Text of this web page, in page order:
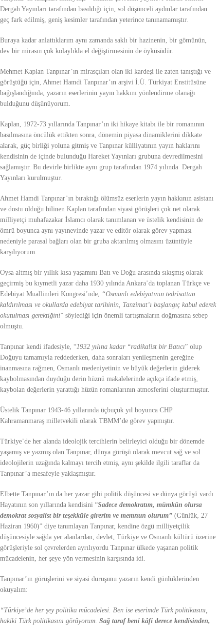
Dergah Yayınları tarafından basıldığı için, sol düşünceli aydınlar tarafından
geç fark edilmiş, geniş kesimler tarafından yeterince tanınamamıştır.
Buraya kadar anlattıklarım aynı zamanda saklı bir hazinenin, bir gömünün,
dev bir mirasın çok kolaylıkla el değiştirmesinin de öyküsüdür.
Mehmet Kaplan Tanpınar’ın mirasçıları olan iki kardeşi ile zaten tanıştığı ve
görüştüğü için, Ahmet Hamdi Tanpınar’ın arşivi İ.Ü. Türkiyat Enstitüsüne
bağışlandığında, yazarın eserlerinin yayın hakkını yönlendirme olanağı
bulduğunu düşünüyorum.
Kaplan, 1972-73 yıllarında Tanpınar’ın iki hikaye kitabı ile bir romanının
basılmasına öncülük ettikten sonra, dönemin piyasa dinamiklerini dikkate
alarak, güç birliği yoluna gitmiş ve Tanpınar külliyatının yayın haklarını
kendisinin de içinde bulunduğu Hareket Yayınları grubuna devredilmesini
sağlamıştır. Bu devirle birlikte aynı grup tarafından 1974 yılında Dergah
Yayınları kurulmuştur.
Ahmet Hamdi Tanpınar’ın bıraktığı ölümsüz eserlerin yayın hakkının asistanı
ve dostu olduğu bilinen Kaplan tarafından siyasi görüşleri çok net olarak
milliyetçi muhafazakar İslamcı olarak tanımlanan ve üstelik kendisinin de
ömrü boyunca aynı yayınevinde yazar ve editör olarak görev yapması
nedeniyle parasal bağları olan bir gruba aktarılmış olmasını üzüntüyle
karşılıyorum.
Oysa altmış bir yıllık kısa yaşamını Batı ve Doğu arasında sıkışmış olarak
geçirmiş bu kıymetli yazar daha 1930 yılında Ankara’da toplanan Türkçe ve
Edebiyat Muallimleri Kongresi’nde,
“Osmanlı edebiyatının tedrisattan
kaldırılması ve okullarda edebiyat tarihinin, Tanzimat’ı başlangıç kabul ederek
okutulması gerektiğini” söylediği için önemli tartışmaların doğmasına sebep
olmuştu.
Tanpınar kendi ifadesiyle, “1932 yılına kadar “radikalist bir Batıcı” olup
Doğuyu tamamıyla reddederken, daha sonraları yenileşmenin gereğine
inanmasına rağmen, Osmanlı medeniyetinin ve büyük değerlerin giderek
kaybolmasından duyduğu derin hüznü makalelerinde açıkça ifade etmiş,
kaybolan değerlerin yarattığı hüzün romanlarının atmosferini oluşturmuştur.
Üstelik Tanpınar 1943-46 yıllarında üçbuçuk yıl boyunca CHP
Kahramanmaraş milletvekili olarak TBMM’de görev yapmıştır.
Türkiye’de her alanda ideolojik tercihlerin belirleyici olduğu bir dönemde
yaşamış ve yazmış olan Tanpınar, dünya görüşü olarak mevcut sağ ve sol
ideolojilerin uzağında kalmayı tercih etmiş, aynı şekilde ilgili taraflar da
Tanpınar’a mesafeyle yaklaşmıştır.
Elbette Tanpınar’ın da her yazar gibi politik düşüncesi ve dünya görüşü vardı.
Hayatının son yıllarında kendisini “Sadece demokratım, mümkün olursa
demokrat sosyalist bir teşekküle girerim ve memnun olurum” (Günlük, 27
Haziran 1960)” diye tanımlayan Tanpınar, kendine özgü milliyetçilik
düşüncesiyle sağda yer alanlardan; devlet, Türkiye ve Osmanlı kültürü üzerine
görüşleriyle sol çevrelerden ayrılıyordu Tanpınar ülkede yaşanan politik
mücadelenin, her şeye yön vermesinin karşısında idi.
Tanpınar’ın görüşlerini ve siyasi duruşunu yazarın kendi günlüklerinden
okuyalım:
“Türkiye’de her şey politika mücadelesi. Ben ise eserimde Türk politikasını,
hakiki Türk politikasını görüyorum. Sağ taraf beni kâfi derece kendisinden,